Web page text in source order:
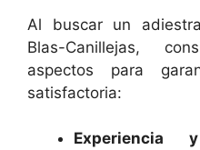
Al buscar un
Blas-Canillejas,
aspectos para
satisfactoria:
Experiencia